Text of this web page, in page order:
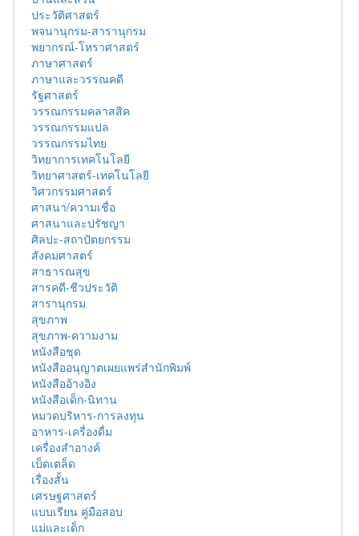
ประวัติศาสตร์
พจนานุกรม-สารานุกรม
พยากรณ์-โหราศาสตร์
ภาษาศาสตร์
ภาษาและวรรณคดี
รัฐศาสตร์
วรรณกรรมคลาสสิค
วรรณกรรมแปล
วรรณกรรมไทย
วิทยาการเทคโนโลยี
วิทยาศาสตร์-เทคโนโลยี
วิศวกรรมศาสตร์
ศาสนา/ความเชื่อ
ศาสนาและปรัชญา
ศิลปะ-สถาปัตยกรรม
สังคมศาสตร์
สาธารณสุข
สารคดี-ชีวประวัติ
สารานุกรม
สุขภาพ
สุขภาพ-ความงาม
หนังสือชุด
หนังสืออนุญาตเผยแพร่สำนักพิมพ์
หนังสืออ้างอิง
หนังสือเด็ก-นิทาน
หมวดบริหาร-การลงทุน
อาหาร-เครื่องดื่ม
เครื่องสำอางค์
เบ็ดเตล็ด
เรื่องสั้น
เศรษฐศาสตร์
แบบเรียน คู่มือสอบ
แม่และเด็ก